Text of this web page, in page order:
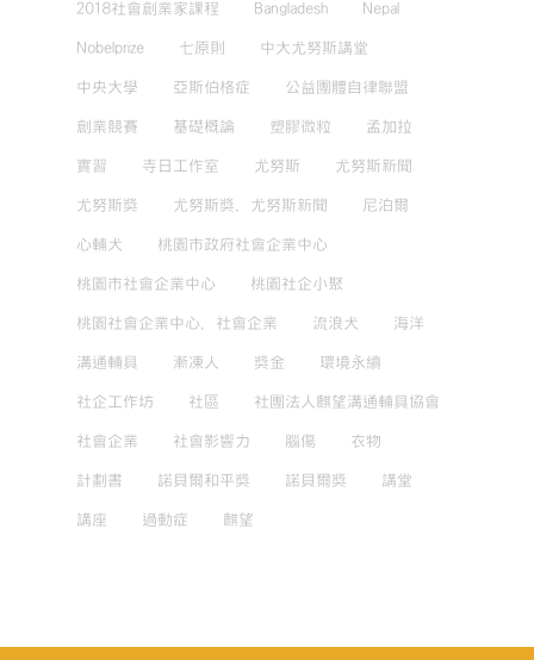
2018社會創業家課程 Bangladesh Nepal
Nobelprize 七原則 中大尤努斯講堂
中央大學 亞斯伯格症 公益團體自律聯盟
創業競賽 基礎概論 塑膠微粒 孟加拉
實習 寺日工作室 尤努斯 尤努斯新聞
尤努斯獎 尤努斯獎，尤努斯新聞 尼泊爾
心輔犬 桃園市政府社會企業中心
桃園市社會企業中心 桃園社企小聚
桃園社會企業中心，社會企業 流浪犬 海洋
溝通輔具 漸凍人 獎金 環境永續
社企工作坊 社區 社團法人麒望溝通輔具協會
社會企業 社會影響力 腦傷 衣物
計劃書 諾貝爾和平獎 諾貝爾獎 講堂
講座 過動症 麒望